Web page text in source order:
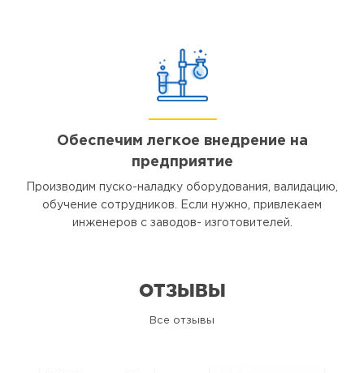
Обеспечим легкое внедрение на
предприятие
Производим пуско-наладку оборудования, валидацию,
обучение сотрудников. Если нужно, привлекаем
инженеров с заводов- изготовителей.
ОТЗЫВЫ
Все отзывы